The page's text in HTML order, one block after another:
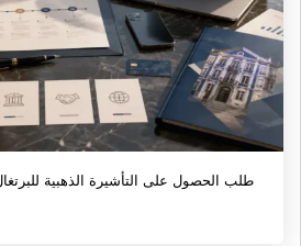
طلب الحصول على التأشيرة الذهبية